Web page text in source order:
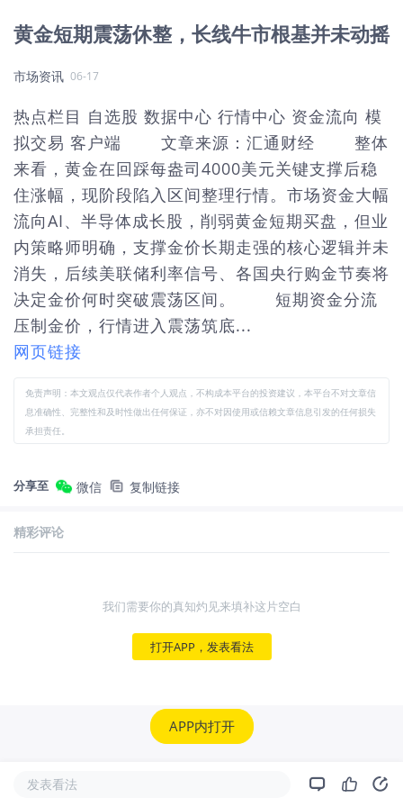
黄金短期震荡休整，长线牛市根基并未动摇
市场资讯 06-17
热点栏目 自选股 数据中心 行情中心 资金流向 模
拟交易 客户端 文章来源：汇通财经 整体
来看，黄金在回踩每盎司4000美元关键支撑后稳
住涨幅，现阶段陷入区间整理行情。市场资金大幅
流向AI、半导体成长股，削弱黄金短期买盘，但业
内策略师明确，支撑金价长期走强的核心逻辑并未
消失，后续美联储利率信号、各国央行购金节奏将
决定金价何时突破震荡区间。 短期资金分流
压制金价，行情进入震荡筑底...
网页链接
免责声明：本文观点仅代表作者个人观点，不构成本平台的投资建议，本平台不对文章信
息准确性、完整性和及时性做出任何保证，亦不对因使用或信赖文章信息引发的任何损失
承担责任。
分享至 微信 复制链接
精彩评论
我们需要你的真知灼见来填补这片空白
打开APP，发表看法
APP内打开
发表看法